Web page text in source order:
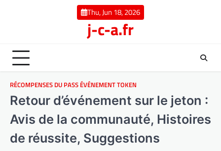
Thu, Jun 18, 2026
j-c-a.fr
RÉCOMPENSES DU PASS ÉVÉNEMENT TOKEN
Retour d’événement sur le jeton :
Avis de la communauté, Histoires
de réussite, Suggestions